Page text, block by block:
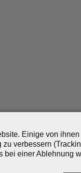
Einige von
verbessern
bei einer Ablehnung